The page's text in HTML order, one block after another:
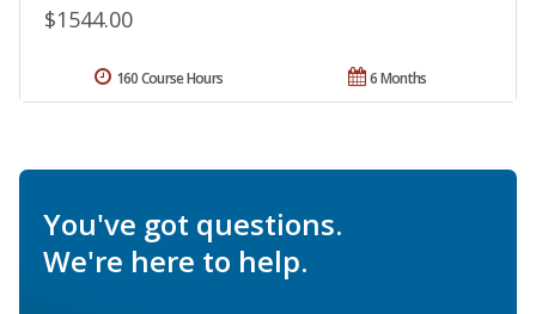
$1544.00
6 Months
160 Course Hours
You've got questions.
We're here to help.